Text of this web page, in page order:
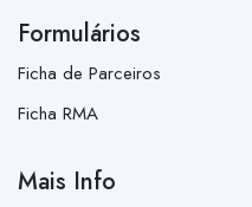
Formulários
Ficha de Parceiros
Ficha RMA
Mais Info